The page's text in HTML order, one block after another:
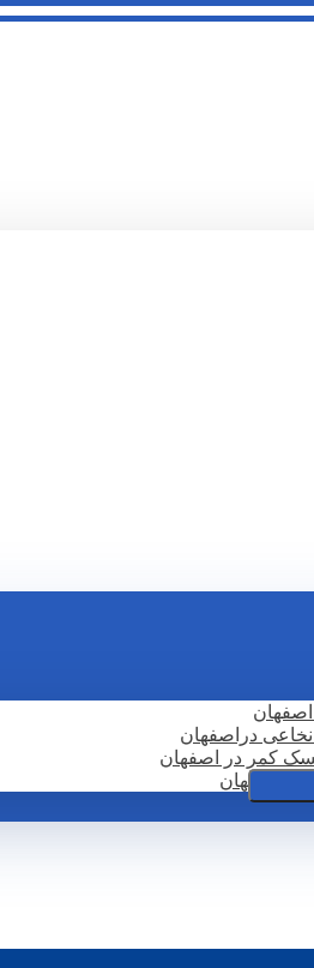
نخاعی دراصفهان
کمر در اصفهان
در اصفهان